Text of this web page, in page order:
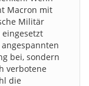
Macron mit
Militär
bei, sondern
verbotene
die